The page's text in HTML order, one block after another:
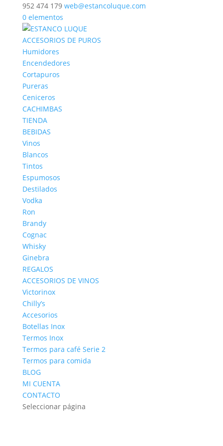
952 474 179 web@estancoluque.com
0 elementos
ACCESORIOS DE PUROS
Humidores
Encendedores
Cortapuros
Pureras
Ceniceros
CACHIMBAS
TIENDA
BEBIDAS
Vinos
Blancos
Tintos
Espumosos
Destilados
Vodka
Ron
Brandy
Cognac
Whisky
Ginebra
REGALOS
ACCESORIOS DE VINOS
Victorinox
Chilly’s
Accesorios
Botellas Inox
Termos Inox
Termos para café Serie 2
Termos para comida
BLOG
MI CUENTA
CONTACTO
Seleccionar página